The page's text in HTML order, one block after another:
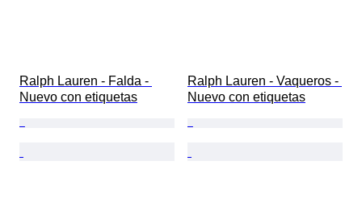
Ralph Lauren - Falda -
Nuevo con etiquetas
Ralph Lauren - Vaqueros -
Nuevo con etiquetas